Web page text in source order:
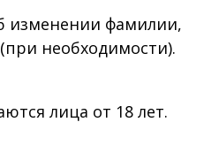
изменении фамилии,
необходимости).
лица от 18 лет.